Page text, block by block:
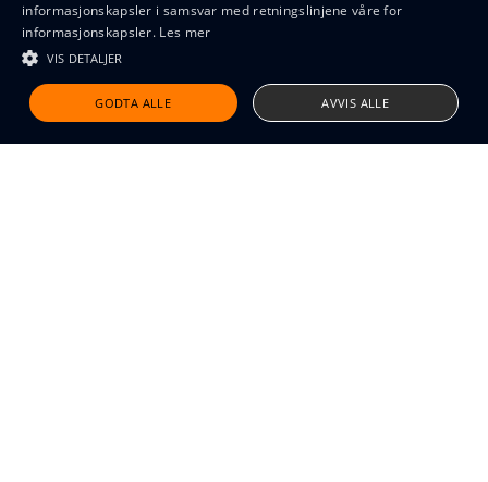
Design and code by Feed
informasjonskapsler i samsvar med retningslinjene våre for
informasjonskapsler. Les mer
VIS DETALJER
GODTA ALLE AVVIS ALLE